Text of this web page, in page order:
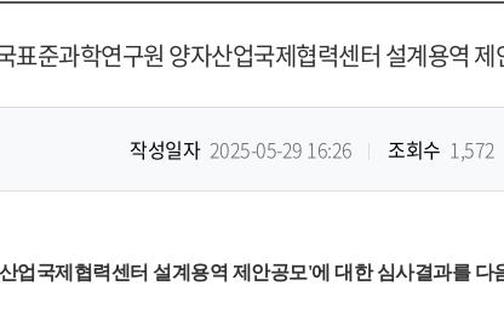
표준과학연구원 양자산업국제협력센터 설계용역 제
작성일자 2025-05-29 16:26 조회수 1,572
업국제협력센터 설계용역 제안공모'에 대한 심사결과를 다